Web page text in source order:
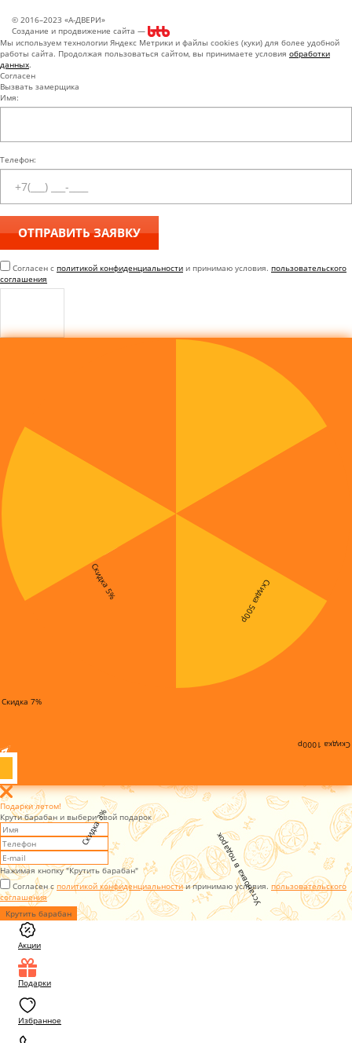
© 2016–2023 «А-ДВЕРИ»
Создание и продвижение сайта —
Мы используем технологии Яндекс Метрики и файлы cookies (куки) для более удобной
работы сайта. Продолжая пользоваться сайтом, вы принимаете условия обработки
данных.
Согласен
Вызвать замерщика
Имя:
Телефон:
Согласен с политикой конфиденциальности и принимаю условия. пользовательского
соглашения
Скидка 3%
Скидка 7%
Скидка 5% Скидка 500р
Скидка 1000р
Установка в подарок
Подарки летом!
Крути барабан и выбери свой подарок
Нажимая кнопку "Крутить барабан"
Согласен с политикой конфиденциальностии принимаю условия. пользовательского
соглашения
Крутить барабан
Акции
Подарки
Избранное